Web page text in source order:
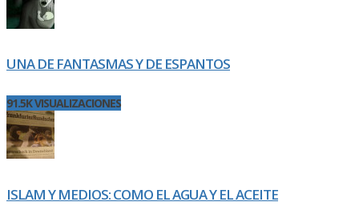
UNA DE FANTASMAS Y DE ESPANTOS
91.5K VISUALIZACIONES
ISLAM Y MEDIOS: COMO EL AGUA Y EL ACEITE